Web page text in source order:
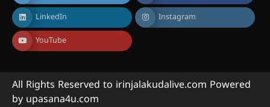
LinkedIn Instagram
YouTube
All Rights Reserved to irinjalakudalive.com Powered
by upasana4u.com